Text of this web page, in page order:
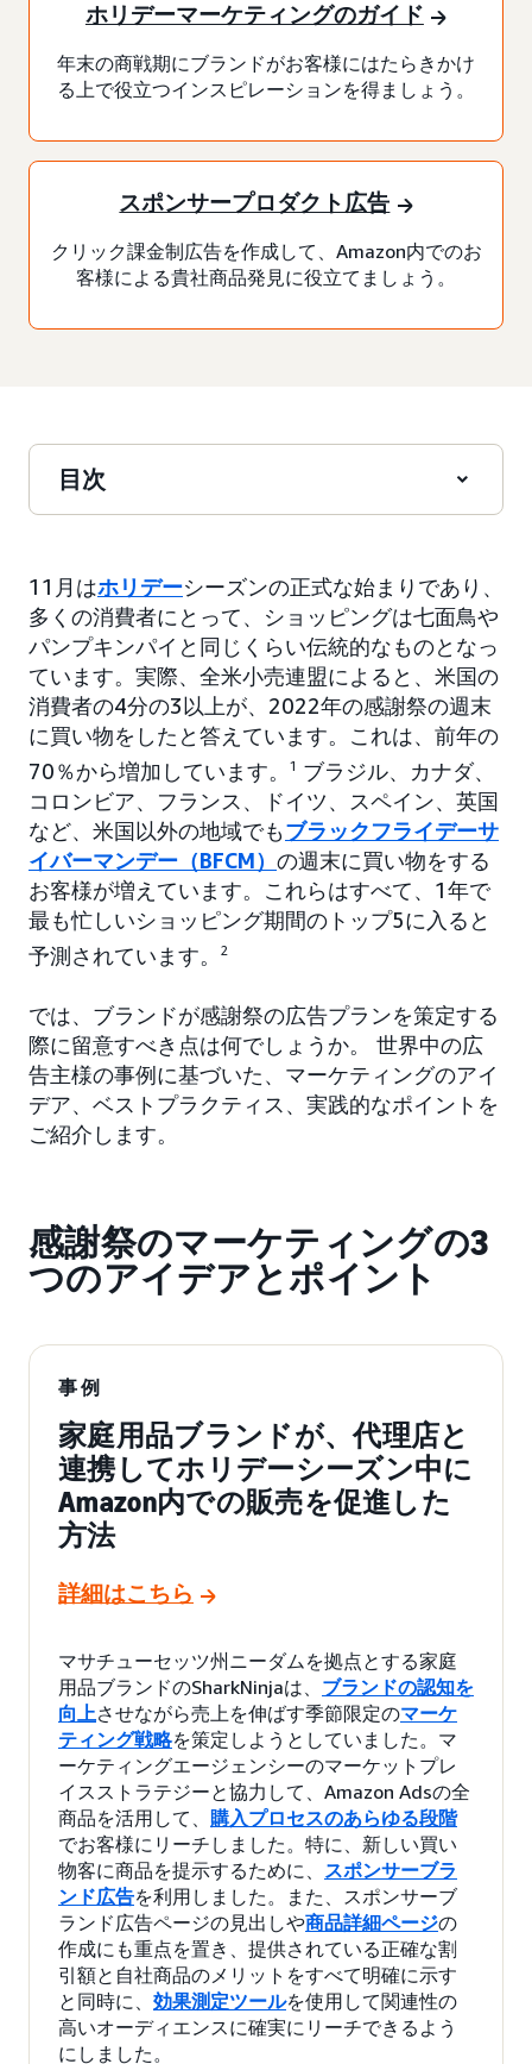
ホリデーマーケティングのガイド
年末の商戦期にブランドがお客様にはたらきかけ
る上で役立つインスピレーションを得ましょう。
スポンサープロダクト広告
クリック課金制広告を作成して、Amazon内でのお
客様による貴社商品発見に役立てましょう。
目次
11月はホリデーシーズンの正式な始まりであり、
多くの消費者にとって、ショッピングは七面鳥や
パンプキンパイと同じくらい伝統的なものとなっ
ています。実際、全米小売連盟によると、米国の
消費者の4分の3以上が、2022年の感謝祭の週末
に買い物をしたと答えています。これは、前年の
70％から増加しています。
1
ブラジル、カナダ、
コロンビア、フランス、ドイツ、スペイン、英国
など、米国以外の地域でもブラックフライデーサ
イバーマンデー（BFCM） の週末に買い物をする
お客様が増えています。これらはすべて、1年で
最も忙しいショッピング期間のトップ5に入ると
予測されています。
2
では、ブランドが感謝祭の広告プランを策定する
際に留意すべき点は何でしょうか。 世界中の広
告主様の事例に基づいた、マーケティングのアイ
デア、ベストプラクティス、実践的なポイントを
ご紹介します。
感謝祭のマーケティングの3
つのアイデアとポイント
事例
家庭用品ブランドが、代理店と
連携してホリデーシーズン中に
Amazon内での販売を促進した
方法
詳細はこちら
マサチューセッツ州ニーダムを拠点とする家庭
用品ブランドのSharkNinjaは、 ブランドの認知を
向上させながら売上を伸ばす季節限定のマーケ
ティング戦略を策定しようとしていました。マ
ーケティングエージェンシーのマーケットプレ
イスストラテジーと協力して、Amazon Adsの全
商品を活用して、 購入プロセスのあらゆる段階
でお客様にリーチしました。特に、新しい買い
物客に商品を提示するために、 スポンサーブラ
ンド広告を利用しました。また、スポンサーブ
ランド広告ページの見出しや商品詳細ページの
作成にも重点を置き、提供されている正確な割
引額と自社商品のメリットをすべて明確に示す
と同時に、 効果測定ツールを使用して関連性の
高いオーディエンスに確実にリーチできるよう
にしました。